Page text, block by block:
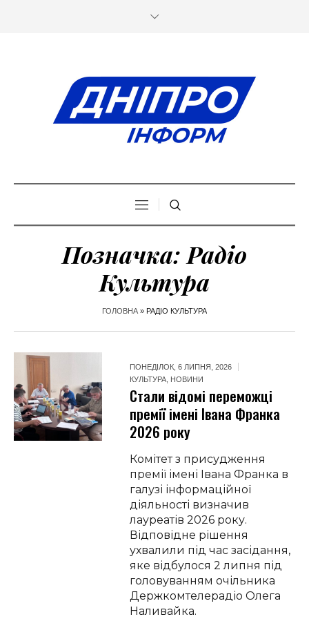
Позначка: Радіо
Культура
ГОЛОВНА » РАДІО КУЛЬТУРА
ПОНЕДІЛОК, 6 ЛИПНЯ, 2026
КУЛЬТУРА НОВИНИ
Стали відомі переможці
премії імені Івана Франка
2026 року
Комітет з присудження
премії імені Івана Франка в
галузі інформаційної
діяльності визначив
лауреатів 2026 року.
Відповідне рішення
ухвалили під час засідання,
яке відбулося 2 липня під
головуванням очільника
Держкомтелерадіо Олега
Наливайка.